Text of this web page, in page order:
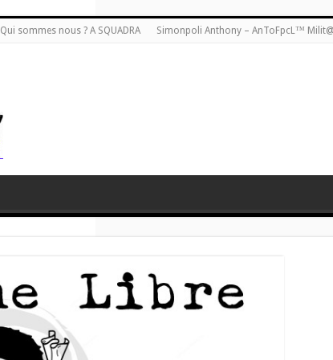
Qui sommes nous ? A SQUADRA Simonpoli Anthony – AnToFpcL™